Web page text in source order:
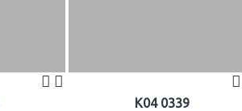
K04 0339